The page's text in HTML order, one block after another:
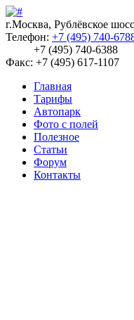
г.Москва, Рублёвское
Телефон: +7 (495) 740-
+7 (495) 740-6388
Факс: +7 (495) 617-1107
Главная
Тарифы
Автопарк
Фото с полей
Полезное
Статьи
Форум
Контакты